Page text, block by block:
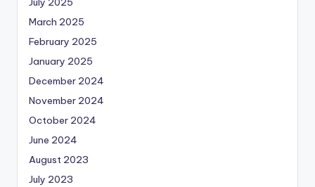
March 2025
February 2025
January 2025
December 2024
November 2024
October 2024
June 2024
August 2023
July 2023